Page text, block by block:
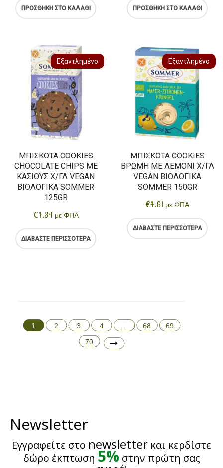
ΠΡΟΣΘΉΚΗ ΣΤΟ ΚΑΛΆΘΙ ΠΡΟΣΘΉΚΗ ΣΤΟ ΚΑΛΆΘΙ
Εξαντλημένο
ΜΠΙΣΚΌΤΑ COOKIES
CHOCOLATE CHIPS ΜΕ
ΚΆΣΙΟΥΣ Χ/ΓΛ VEGAN
ΒΙΟΛΟΓΙΚΆ SOMMER
125GR
€4.34 με ΦΠΑ
ΔΙΑΒΆΣΤΕ ΠΕΡΙΣΣΌΤΕΡΑ
Εξαντλημένο
ΜΠΙΣΚΌΤΑ COOKIES
ΒΡΏΜΗ ΜΕ ΛΕΜΌΝΙ Χ/ΓΛ
VEGAN ΒΙΟΛΟΓΙΚΆ
SOMMER 150GR
€4.61 με ΦΠΑ
ΔΙΑΒΆΣΤΕ ΠΕΡΙΣΣΌΤΕΡΑ
1 2 3 4 68
69
70
Newsletter
Εγγραφείτε στο newsletter και κερδίστε
δώρο έκπτωση 5% στην πρώτη σας